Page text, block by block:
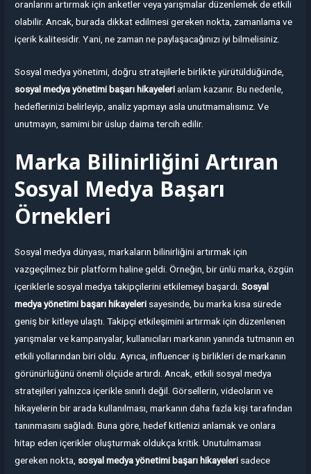
oranlarını artırmak için anketler veya yarışmalar düzenlemek de etkili
olabilir. Ancak, burada dikkat edilmesi gereken nokta, zamanlama ve
içerik kalitesidir. Yani, ne zaman ne paylaşacağınızı iyi bilmelisiniz.
Sosyal medya yönetimi, doğru stratejilerle birlikte yürütüldüğünde,
sosyal medya yönetimi başarı hikayelerianlam kazanır. Bu nedenle,
hedeflerinizi belirleyip, analiz yapmayı asla unutmamalısınız. Ve
unutmayın, samimi bir üslup daima tercih edilir.
Marka Bilinirliğini Artıran
Sosyal Medya Başarı
Örnekleri
Sosyal medya dünyası, markaların bilinirliğini artırmak için
vazgeçilmez bir platform haline geldi. Örneğin, bir ünlü marka, özgün
içeriklerle sosyal medya takipçilerini etkilemeyi başardı.Sosyal
medya yönetimi başarı hikayeleri sayesinde, bu marka kısa sürede
geniş bir kitleye ulaştı. Takipçi etkileşimini artırmak için düzenlenen
yarışmalar ve kampanyalar, kullanıcıları markanın yanında tutmanın en
etkili yollarından biri oldu. Ayrıca, influencer iş birlikleri de markanın
görünürlüğünü önemli ölçüde artırdı. Ancak, etkili sosyal medya
stratejileri yalnızca içerikle sınırlı değil. Görsellerin, videoların ve
hikayelerin bir arada kullanılması, markanın daha fazla kişi tarafından
tanınmasını sağladı. Buna göre, hedef kitlenizi anlamak ve onlara
hitap eden içerikler oluşturmak oldukça kritik. Unutulmaması
gereken nokta, sosyal medya yönetimi başarı hikayeleri sadece